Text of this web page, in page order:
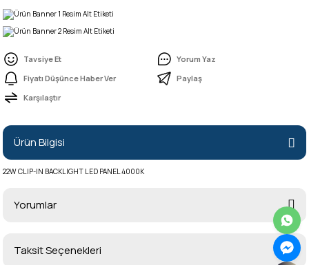
Tavsiye Et
Yorum Yaz
Fiyatı Düşünce Haber Ver
Paylaş
Karşılaştır
Ürün Bilgisi
22W CLIP-IN BACKLIGHT LED PANEL 4000K
Yorumlar
Bu ürüne ilk yorumu siz yapın!
Taksit Seçenekleri